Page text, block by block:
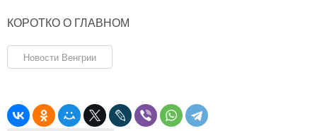
КОРОТКО О ГЛАВНОМ
Новости Венгрии